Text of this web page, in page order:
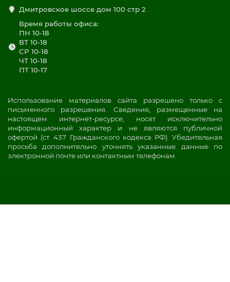
Дмитровское шоссе дом 100 стр 2
Время работы офиса:
ПН 10-18
ВТ 10-18
СР 10-18
ЧТ 10-18
ПТ 10-17
Использование материалов сайта разрешено только с
письменного разрешения. Сведения, размещенные на
настоящем интернет-ресурсе, носят исключительно
информационный характер и не являются публичной
офертой (ст. 437 Гражданского кодекса РФ). Убедительная
просьба дополнительно уточнять указанные данные по
электронной почте или контактным телефонам.